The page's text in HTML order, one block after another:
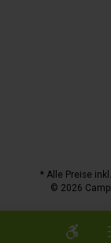
* Alle Preise
© 2026